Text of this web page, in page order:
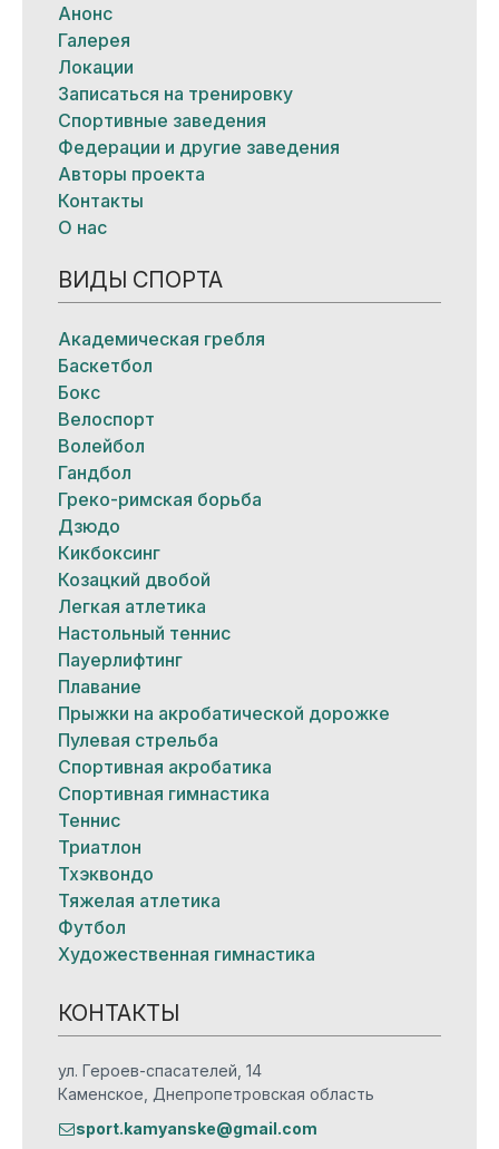
Анонс
Галерея
Локации
Записаться на тренировку
Спортивные заведения
Федерации и другие заведения
Авторы проекта
Контакты
О нас
ВИДЫ СПОРТА
Академическая гребля
Баскетбол
Бокс
Велоспорт
Волейбол
Гандбол
Греко-римская борьба
Дзюдо
Кикбоксинг
Козацкий двобой
Легкая атлетика
Настольный теннис
Пауерлифтинг
Плавание
Прыжки на акробатической дорожке
Пулевая стрельба
Спортивная акробатика
Спортивная гимнастика
Теннис
Триатлон
Тхэквондо
Тяжелая атлетика
Футбол
Художественная гимнастика
КОНТАКТЫ
ул. Героев-спасателей, 14
Каменское, Днепропетровская область
sport.kamyanske@gmail.com